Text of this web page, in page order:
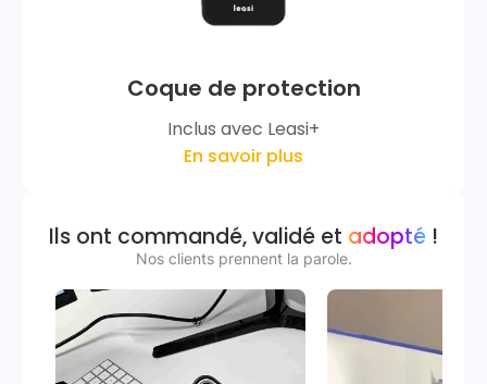
Coque de protection
Inclus avec Leasi+
En savoir plus
Ils ont commandé, validé et adopté !
Nos clients prennent la parole.